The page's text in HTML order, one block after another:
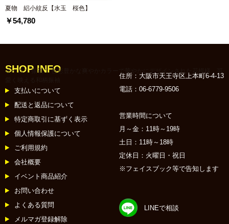
夏物 絽小紋反【水玉 桜色】
￥54,780
ホーム::振袖:: 色彩豊かな爽やかカラーで華やかにデザインされた花模様 可
SHOP INFO
支払いについて
配送と返品について
特定商取引に基ずく表示
個人情報保護について
ご利用規約
会社概要
イベント商品紹介
お問い合わせ
よくある質問
メルマガ登録解除
住所：大阪市天王寺区上本町6-4-13
電話：06-6779-9506
営業時間について
月～金：11時～19時
土日：11時～18時
定休日：火曜日・祝日
※フェイスブック等で告知します
LINEで相談